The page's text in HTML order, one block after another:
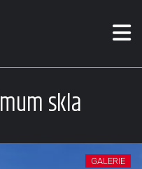
skla
GALERIE